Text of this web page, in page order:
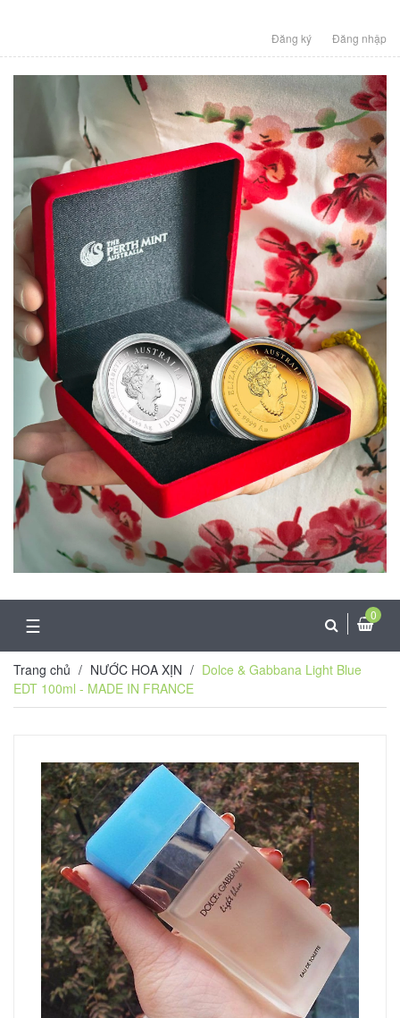
Đăng ký Đăng nhập
☰ 0
Trang chủ / NƯỚC HOA XỊN / Dolce & Gabbana Light Blue
EDT 100ml - MADE IN FRANCE